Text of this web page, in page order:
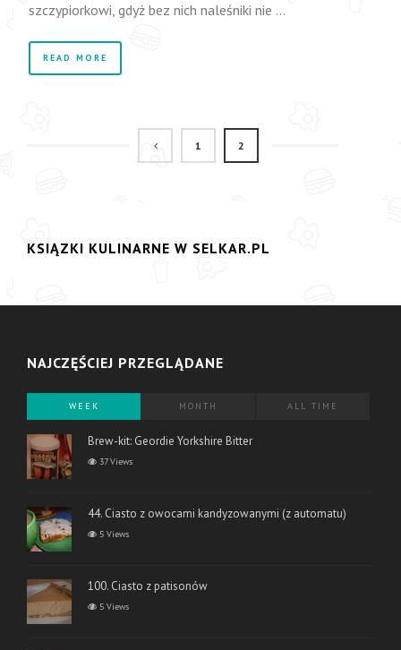
szczypiorkowi, gdyż bez nich naleśniki nie …
READ MORE
1 2
KSIĄZKI KULINARNE W SELKAR.PL
NAJCZĘŚCIEJ PRZEGLĄDANE
WEEK MONTH ALL TIME
Brew-kit: Geordie Yorkshire Bitter
37 Views
44. Ciasto z owocami kandyzowanymi (z automatu)
5 Views
100. Ciasto z patisonów
5 Views